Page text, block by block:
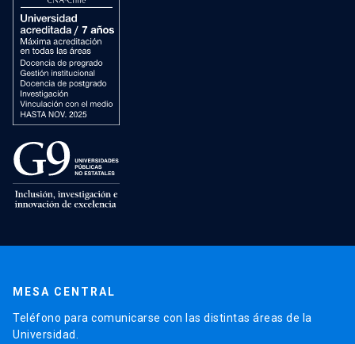
MESA CENTRAL
Teléfono para comunicarse con las distintas áreas de la
Universidad.